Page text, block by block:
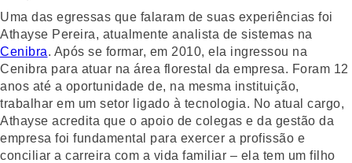
Uma das egressas que falaram de suas experiências foi
Athayse Pereira, atualmente analista de sistemas na
Cenibra. Após se formar, em 2010, ela ingressou na
Cenibra para atuar na área florestal da empresa. Foram 12
anos até a oportunidade de, na mesma instituição,
trabalhar em um setor ligado à tecnologia. No atual cargo,
Athayse acredita que o apoio de colegas e da gestão da
empresa foi fundamental para exercer a profissão e
conciliar a carreira com a vida familiar – ela tem um filho